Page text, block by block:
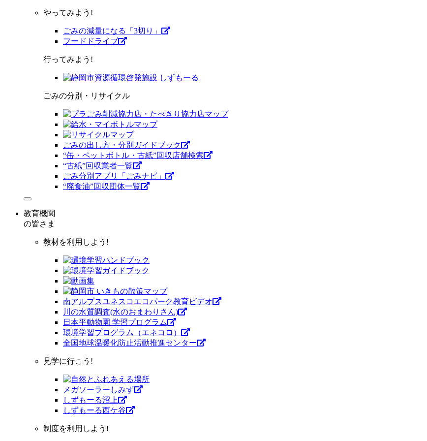
やってみよう!
ごみの減量になる「3切り」
フードドライブ
行ってみよう!
ごみの分別・リサイクル
ごみの出し方・分別ガイドブック
“缶・ペットボトル・古紙”回収店舗検索
“古紙”回収業者一覧
ごみ分別アプリ「ごみナビ」
“廃食油”回収団体一覧
教育機関
の皆さま
教材を利用しよう!
南アルプスユネスコエコパーク教育ビデオ
川の水質調査(水のおまわりさん)
日本平動物園 学習プログラム
環境学習プログラム（エネコロ）
全国地球温暖化防止活動推進センター
見学に行こう!
メガソーラーしみず
しずもーる沼上
しずもーる⻄ケ谷
制度を利用しよう!